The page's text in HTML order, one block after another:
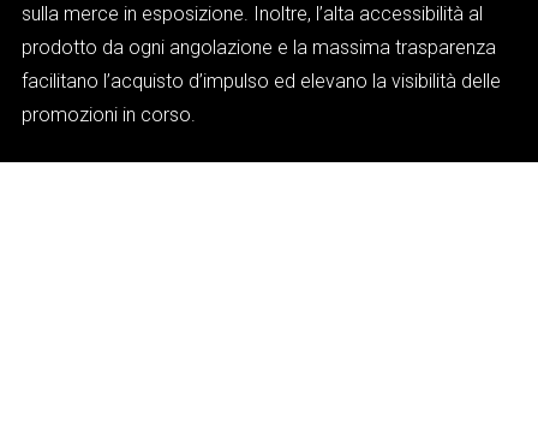
sulla merce in esposizione. Inoltre, l’alta accessibilità al
prodotto da ogni angolazione e la massima trasparenza
facilitano l’acquisto d’impulso ed elevano la visibilità delle
promozioni in corso.